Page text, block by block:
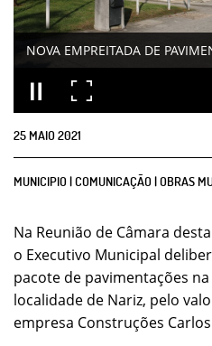
NOVA EMPREITADA DE
25 MAIO2021
MUNICIPIO | COMUNICAÇÃO | OBRAS
Na Reunião de Câmara
o Executivo Municipal
pacote de pavimentações na
localidade de Nariz, pelo
empresa Construções